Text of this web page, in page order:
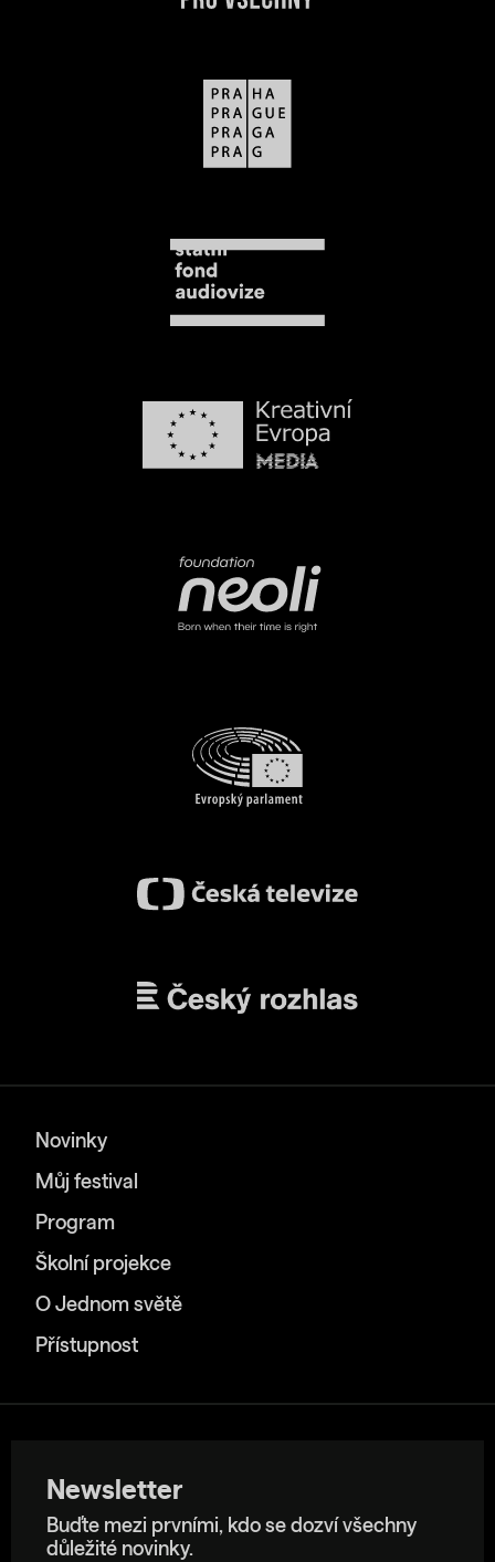
Novinky
Můj festival
Program
Školní projekce
O Jednom světě
Přístupnost
Newsletter
Buďte mezi prvními, kdo se dozví všechny
důležité novinky.